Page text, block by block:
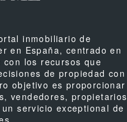
inmobiliario de
en España, centrado en
los recursos que
de propiedad con
objetivo es proporcionar
vendedores, propietarios
servicio exceptional de